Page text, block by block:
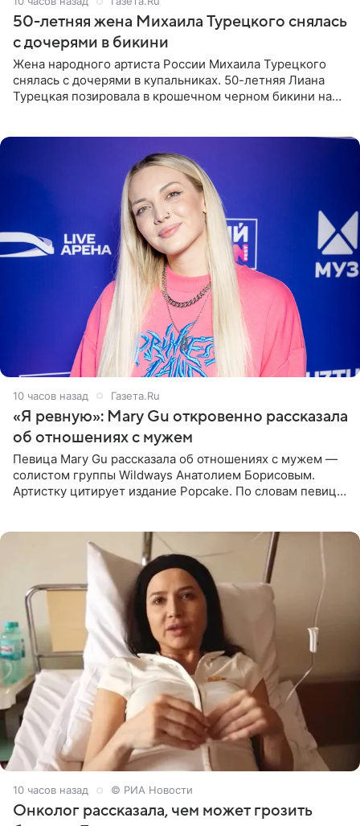
50-летняя жена Михаила Турецкого снялась
с дочерями в бикини
Жена народного артиста России Михаила Турецкого
снялась с дочерями в купальниках. 50-летняя Лиана
Турецкая позировала в крошечном черном бикини на
10 часов назад Газета.Ru
«Я ревную»: Mary Gu откровенно рассказала
об отношениях с мужем
Певица Mary Gu рассказала об отношениях с мужем —
солистом группы Wildways Анатолием Борисовым.
Артистку цитирует издание Popcake. По словам певицы,
10 часов назад © РИА Новости
Онколог рассказала, чем может грозить